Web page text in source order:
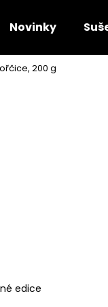
Novinky
200 g
edice